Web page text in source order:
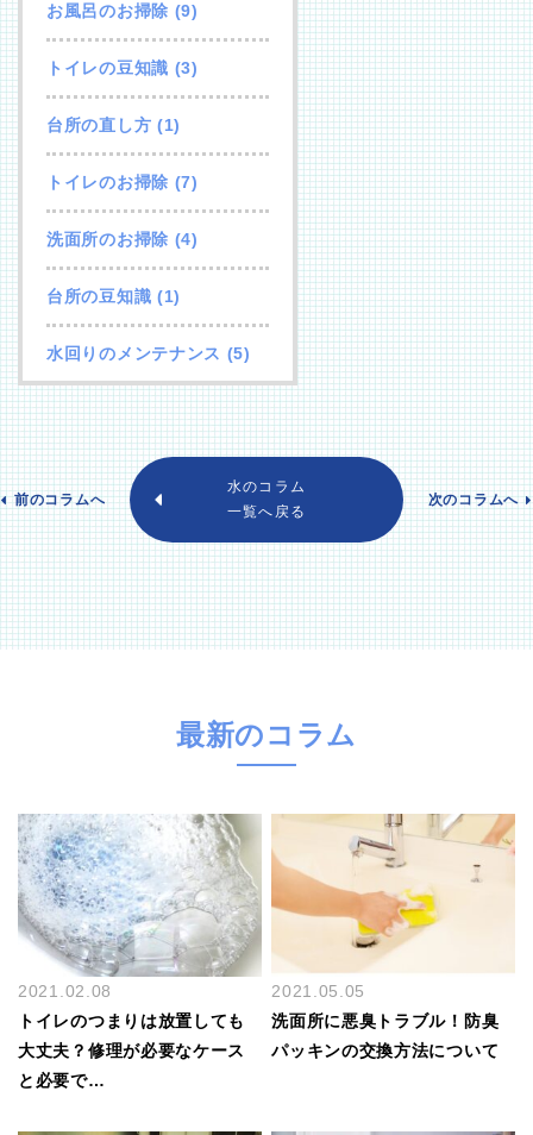
お風呂のお掃除 (9)
トイレの豆知識 (3)
台所の直し方 (1)
トイレのお掃除 (7)
洗面所のお掃除 (4)
台所の豆知識 (1)
水回りのメンテナンス (5)
前のコラムへ
水のコラム
一覧へ戻る
次のコラムへ
最新のコラム
2021.02.08
トイレのつまりは放置しても
大丈夫？修理が必要なケース
と必要で…
2021.05.05
洗面所に悪臭トラブル！防臭
パッキンの交換方法について